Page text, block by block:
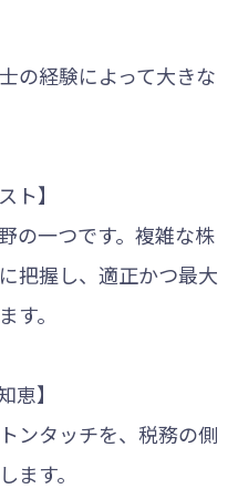
の経験によって大きな
ト】
の一つです。複雑な株
把握し、適正かつ最大
す。
恵】
ンタッチを、税務の側
ます。